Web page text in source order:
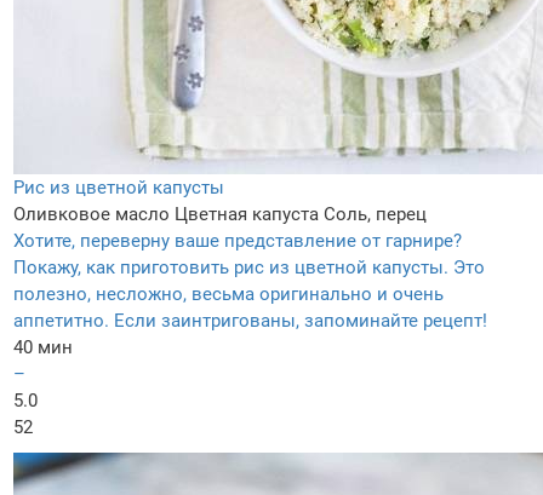
Рис из цветной капусты
Оливковое масло Цветная капуста Соль, перец
Хотите, переверну ваше представление от гарнире?
Покажу, как приготовить рис из цветной капусты. Это
полезно, несложно, весьма оригинально и очень
аппетитно. Если заинтригованы, запоминайте рецепт!
40 мин
–
5.0
52